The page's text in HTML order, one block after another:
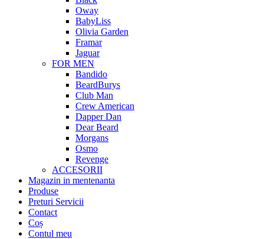
Oway
BabyLiss
Olivia Garden
Framar
Jaguar
FOR MEN
Bandido
BeardBurys
Club Man
Crew American
Dapper Dan
Dear Beard
Morgans
Osmo
Revenge
ACCESORII
Magazin in mentenanta
Produse
Preturi Servicii
Contact
Coș
Contul meu